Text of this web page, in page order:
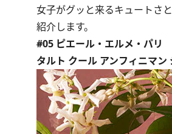
女子がグッと来るキュートさ
紹介します。
#05 ピエール・エルメ・パリ
タルト クール アンフィニマン